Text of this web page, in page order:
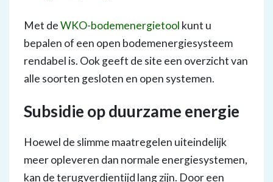
Met deWKO-bodemenergietool kunt u
bepalen of een open bodemenergiesysteem
rendabel is. Ook geeft de site een overzicht van
alle soorten gesloten en open systemen.
Subsidie op duurzame energie
Hoewel de slimme maatregelen uiteindelijk
meer opleveren dan normale energiesystemen,
kan de terugverdientijd lang zijn. Door een